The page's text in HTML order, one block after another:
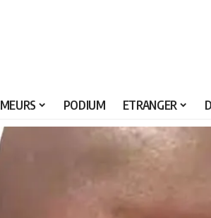
PODIUM ETRANGER